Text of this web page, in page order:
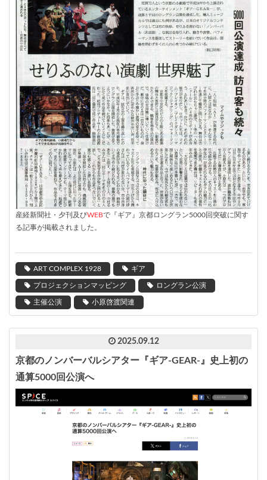
産経新聞社・夕刊及びWEBで『ギア』京都ロングラン5000回突破に関す
る記事が掲載されました。
ART COMPLEX 1928 ギア
プロジェクションマッピング ロングラン公演
主催公演 小原啓渡関連
2025.09.12
京都のノンバーバルシアター『ギア-GEAR-』史上初の
通算5000回公演へ